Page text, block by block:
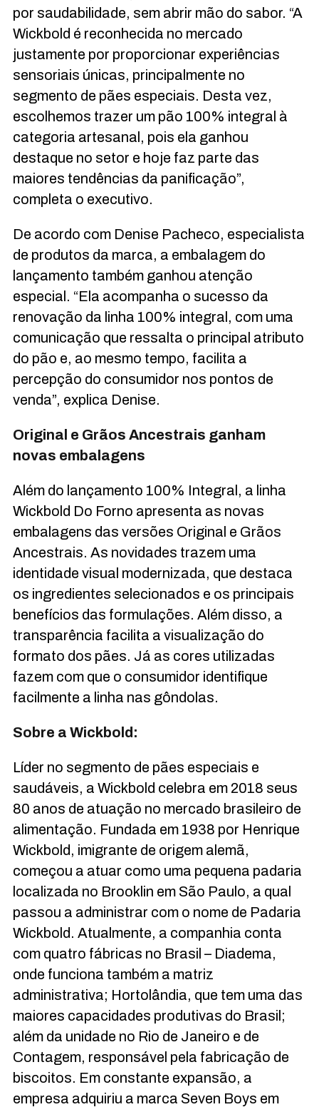
por saudabilidade, sem abrir mão do sabor. “A
Wickbold é reconhecida no mercado
justamente por proporcionar experiências
sensoriais únicas, principalmente no
segmento de pães especiais. Desta vez,
escolhemos trazer um pão 100% integral à
categoria artesanal, pois ela ganhou
destaque no setor e hoje faz parte das
maiores tendências da panificação”,
completa o executivo.
De acordo com Denise Pacheco, especialista
de produtos da marca, a embalagem do
lançamento também ganhou atenção
especial. “Ela acompanha o sucesso da
renovação da linha 100% integral, com uma
comunicação que ressalta o principal atributo
do pão e, ao mesmo tempo, facilita a
percepção do consumidor nos pontos de
venda”, explica Denise.
Original e Grãos Ancestrais ganham
novas embalagens
Além do lançamento 100% Integral, a linha
Wickbold Do Forno apresenta as novas
embalagens das versões Original e Grãos
Ancestrais. As novidades trazem uma
identidade visual modernizada, que destaca
os ingredientes selecionados e os principais
benefícios das formulações. Além disso, a
transparência facilita a visualização do
formato dos pães. Já as cores utilizadas
fazem com que o consumidor identifique
facilmente a linha nas gôndolas.
Sobre a Wickbold:
Líder no segmento de pães especiais e
saudáveis, a Wickbold celebra em 2018 seus
80 anos de atuação no mercado brasileiro de
alimentação. Fundada em 1938 por Henrique
Wickbold, imigrante de origem alemã,
começou a atuar como uma pequena padaria
localizada no Brooklin em São Paulo, a qual
passou a administrar com o nome de Padaria
Wickbold. Atualmente, a companhia conta
com quatro fábricas no Brasil – Diadema,
onde funciona também a matriz
administrativa; Hortolândia, que tem uma das
maiores capacidades produtivas do Brasil;
além da unidade no Rio de Janeiro e de
Contagem, responsável pela fabricação de
biscoitos. Em constante expansão, a
empresa adquiriu a marca Seven Boys em